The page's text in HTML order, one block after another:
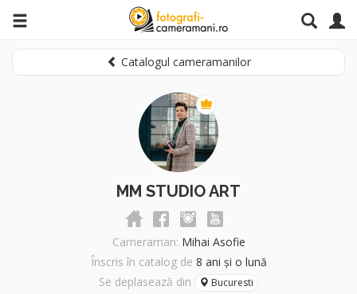
Catalogul cameramanilor
MM STUDIO ART
Cameraman: Mihai Asofie
Înscris în catalog de 8 ani și o lună
Se deplasează din
Bucuresti